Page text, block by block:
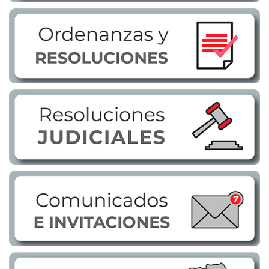
Transparencia
LOTAIP
GAD Macará
2025
2020
2021
2016
2015
2014